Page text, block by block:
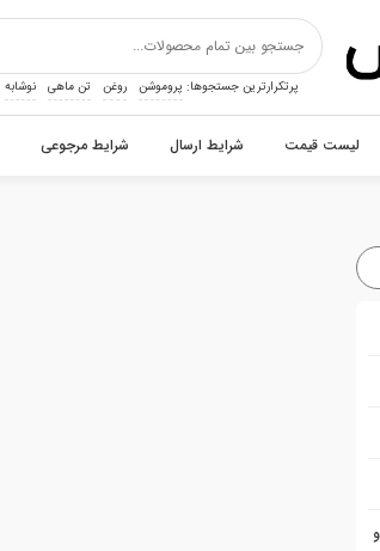
پرتکرارترین جستجوها: پروموشن روغن تن ماهی نوشابه
لیست قیمت شرایط ارسال شرایط مرجوعی